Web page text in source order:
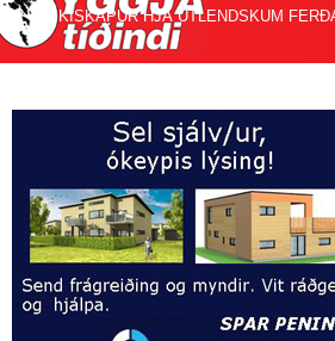
FISKISKAPUR HJÁ ÚTLENDSKUM